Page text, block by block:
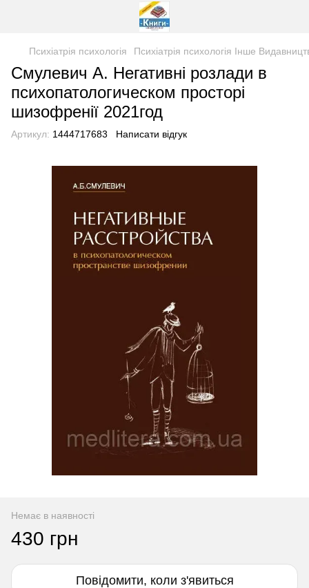
Психіатрія психологія Психіатрія психологія Інше
Смулевич А. Негативні розлади в
психопатологическом просторі
шизофренії 2021год
Артикул: 1444717683 Написати відгук
Немає в наявності
430 грн
Повідомити, коли з'явиться